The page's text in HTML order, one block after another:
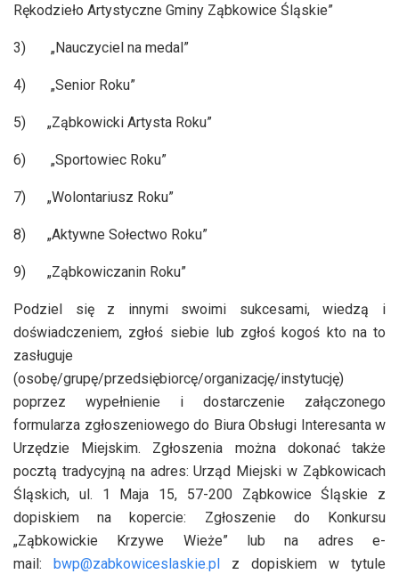
Rękodzieło Artystyczne Gminy Ząbkowice Śląskie”
3) „Nauczyciel na medal”
4) „Senior Roku”
5) „Ząbkowicki Artysta Roku”
6) „Sportowiec Roku”
7) „Wolontariusz Roku”
8) „Aktywne Sołectwo Roku”
9) „Ząbkowiczanin Roku”
Podziel się z innymi swoimi sukcesami, wiedzą i
doświadczeniem, zgłoś siebie lub zgłoś kogoś kto na to
zasługuje
(osobę/grupę/przedsiębiorcę/organizację/instytucję)
poprzez wypełnienie i dostarczenie załączonego
formularza zgłoszeniowego do Biura Obsługi Interesanta w
Urzędzie Miejskim. Zgłoszenia można dokonać także
pocztą tradycyjną na adres: Urząd Miejski w Ząbkowicach
Śląskich, ul. 1 Maja 15, 57-200 Ząbkowice Śląskie z
dopiskiem na kopercie: Zgłoszenie do Konkursu
„Ząbkowickie Krzywe Wieże” lub na adres e-
mail: bwp@zabkowiceslaskie.pl z dopiskiem w tytule